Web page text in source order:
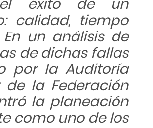
éxito de un
calidad, tiempo
un análisis de
de dichas fallas
por la Auditoría
de la Federación
la planeación
como uno de los